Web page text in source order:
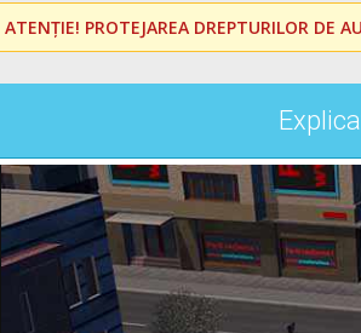
ATENȚIE! PROTEJAREA DREPTURILOR DE